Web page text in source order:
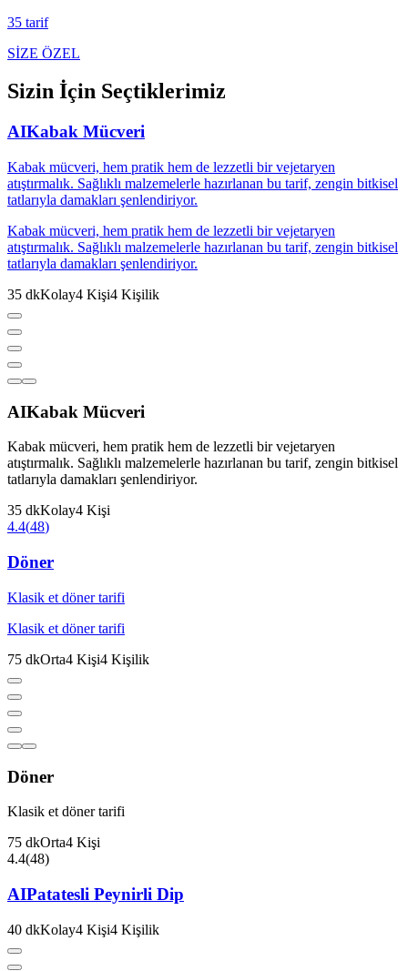
35 tarif
SİZE ÖZEL
Sizin İçin Seçtiklerimiz
AIKabak Mücveri
Kabak mücveri, hem pratik hem de lezzetli bir vejetaryen
atıştırmalık. Sağlıklı malzemelerle hazırlanan bu tarif, zengin bitkisel
tatlarıyla damakları şenlendiriyor.
Kabak mücveri, hem pratik hem de lezzetli bir vejetaryen
atıştırmalık. Sağlıklı malzemelerle hazırlanan bu tarif, zengin bitkisel
tatlarıyla damakları şenlendiriyor.
35 dkKolay4 Kişi4 Kişilik
AIKabak Mücveri
Kabak mücveri, hem pratik hem de lezzetli bir vejetaryen
atıştırmalık. Sağlıklı malzemelerle hazırlanan bu tarif, zengin bitkisel
tatlarıyla damakları şenlendiriyor.
35 dkKolay4 Kişi
4.4(48)
Döner
Klasik et döner tarifi
Klasik et döner tarifi
75 dkOrta4 Kişi4 Kişilik
Döner
Klasik et döner tarifi
75 dkOrta4 Kişi
4.4(48)
AIPatatesli Peynirli Dip
40 dkKolay4 Kişi4 Kişilik